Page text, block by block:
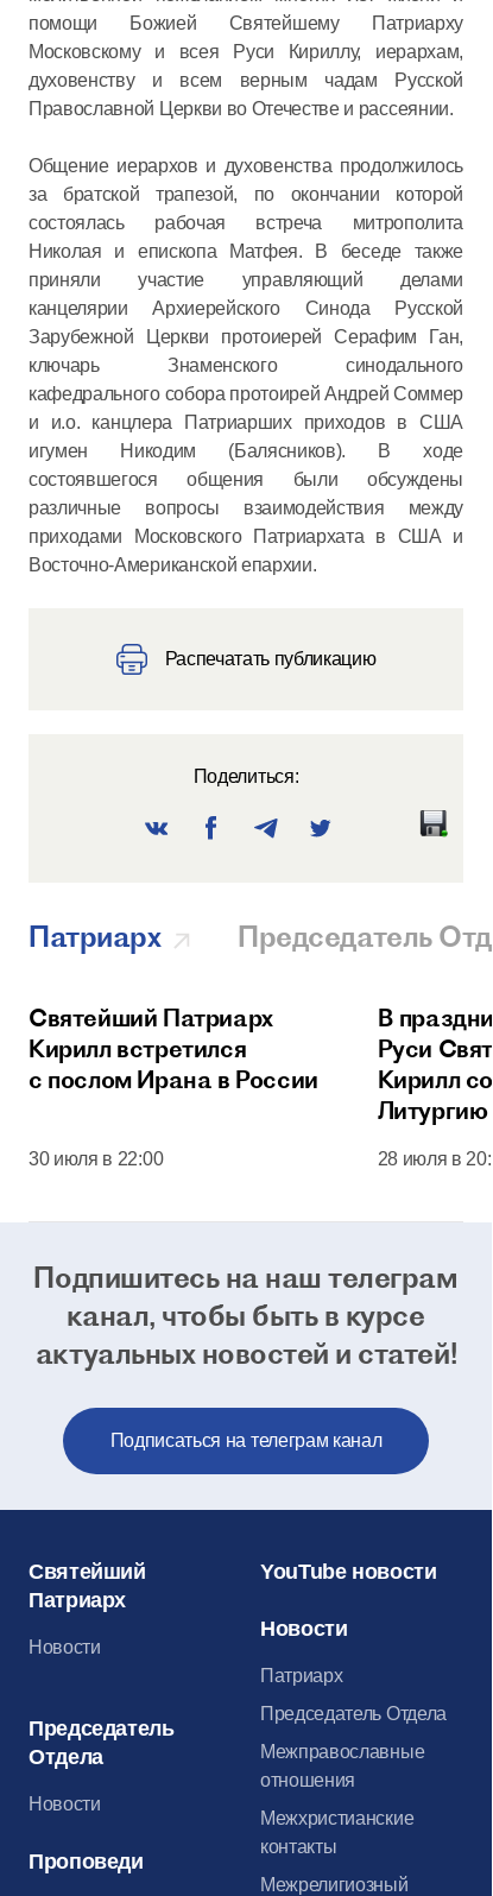
помощи Божией Святейшему Патриарху
Московскому и всея Руси Кириллу, иерархам,
духовенству и всем верным чадам Русской
Православной Церкви во Отечестве и рассеянии.
Общение иерархов и духовенства продолжилось
за братской трапезой, по окончании которой
состоялась рабочая встреча митрополита
Николая и епископа Матфея. В беседе также
приняли участие управляющий делами
канцелярии Архиерейского Синода Русской
Зарубежной Церкви протоиерей Серафим Ган,
ключарь Знаменского синодального
кафедрального собора протоирей Андрей Соммер
и и.о. канцлера Патриарших приходов в США
игумен Никодим (Балясников). В ходе
состоявшегося общения были обсуждены
различные вопросы взаимодействия между
приходами Московского Патриархата в США и
Восточно-Американской епархии.
Распечатать публикацию
Поделиться:
Патриарх Председатель
Святейший Патриарх
Кирилл встретился
с послом Ирана в России
30 июля в 22:00
В
Руси
Кирилл
Кремля
28 июля в
Подпишитесь на наш телеграм
канал, чтобы быть в курсе
актуальных новостей и статей!
Подписаться на телеграм канал
Святейший
Патриарх
Новости
Председатель
Отдела
Новости
Проповеди
YouTube новости
Новости
Патриарх
Председатель Отдела
Межправославные
отношения
Межхристианские
контакты
Межрелигиозный